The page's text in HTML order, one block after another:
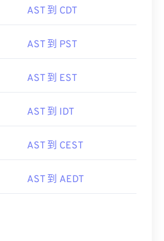
AST 到 CDT
AST 到 PST
AST 到 EST
AST 到 IDT
AST 到 CEST
AST 到 AEDT